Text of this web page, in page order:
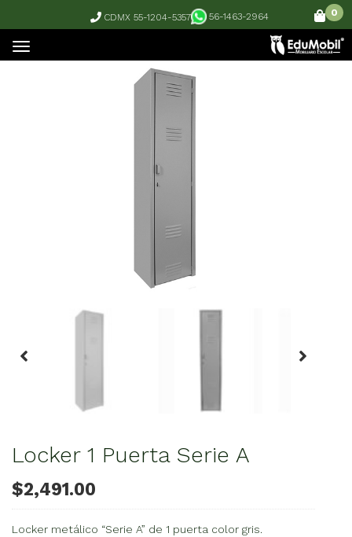
CDMX 55-1204-5357 56-1463-2964 0
Locker 1 Puerta Serie A
$2,491.00
Locker metálico “Serie A” de 1 puerta color gris.